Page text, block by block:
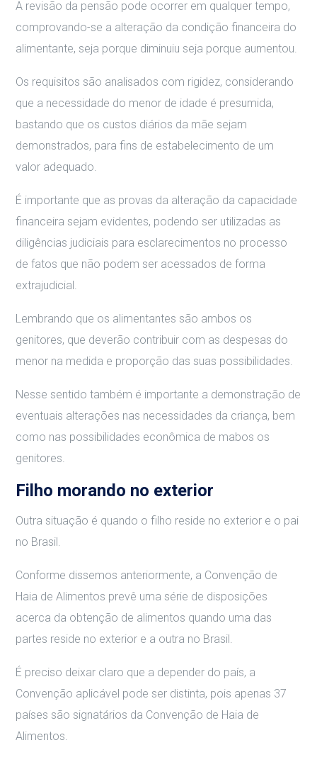
A revisão da pensão pode ocorrer em qualquer tempo,
comprovando-se a alteração da condição financeira do
alimentante, seja porque diminuiu seja porque aumentou.
Os requisitos são analisados com rigidez, considerando
que a necessidade do menor de idade é presumida,
bastando que os custos diários da mãe sejam
demonstrados, para fins de estabelecimento de um
valor adequado.
É importante que as provas da alteração da capacidade
financeira sejam evidentes, podendo ser utilizadas as
diligências judiciais para esclarecimentos no processo
de fatos que não podem ser acessados de forma
extrajudicial.
Lembrando que os alimentantes são ambos os
genitores, que deverão contribuir com as despesas do
menor na medida e proporção das suas possibilidades.
Nesse sentido também é importante a demonstração de
eventuais alterações nas necessidades da criança, bem
como nas possibilidades econômica de mabos os
genitores.
Filho morando no exterior
Outra situação é quando o filho reside no exterior e o pai
no Brasil.
Conforme dissemos anteriormente, a Convenção de
Haia de Alimentos prevê uma série de disposições
acerca da obtenção de alimentos quando uma das
partes reside no exterior e a outra no Brasil.
É preciso deixar claro que a depender do país, a
Convenção aplicável pode ser distinta, pois apenas 37
países são signatários da Convenção de Haia de
Alimentos.